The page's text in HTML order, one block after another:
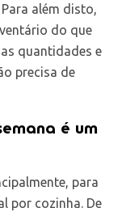
além disto,
do que
quantidades e
precisa de
é um
para
por cozinha. De